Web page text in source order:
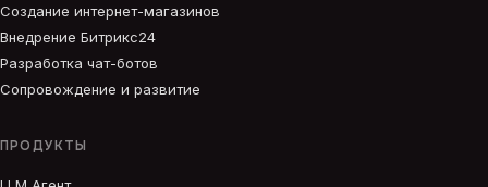
Создание интернет-магазинов
Внедрение Битрикс24
Разработка чат-ботов
Сопровождение и развитие
ПРОДУКТЫ